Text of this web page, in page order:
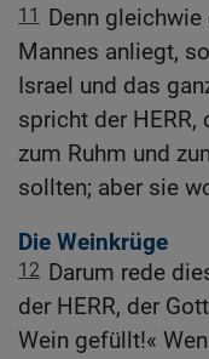
11
Denn gleichwie
Mannes anliegt,
Israel und das
spricht der
zum Ruhm und
sollten; aber sie
Die Weinkrüge
12 Darum rede
der HERR, der
Wein gefüllt!«